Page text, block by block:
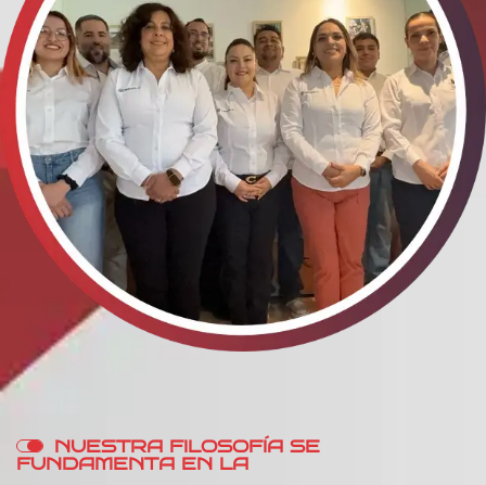
NUESTRA FILOSOFÍA SE
FUNDAMENTA EN LA